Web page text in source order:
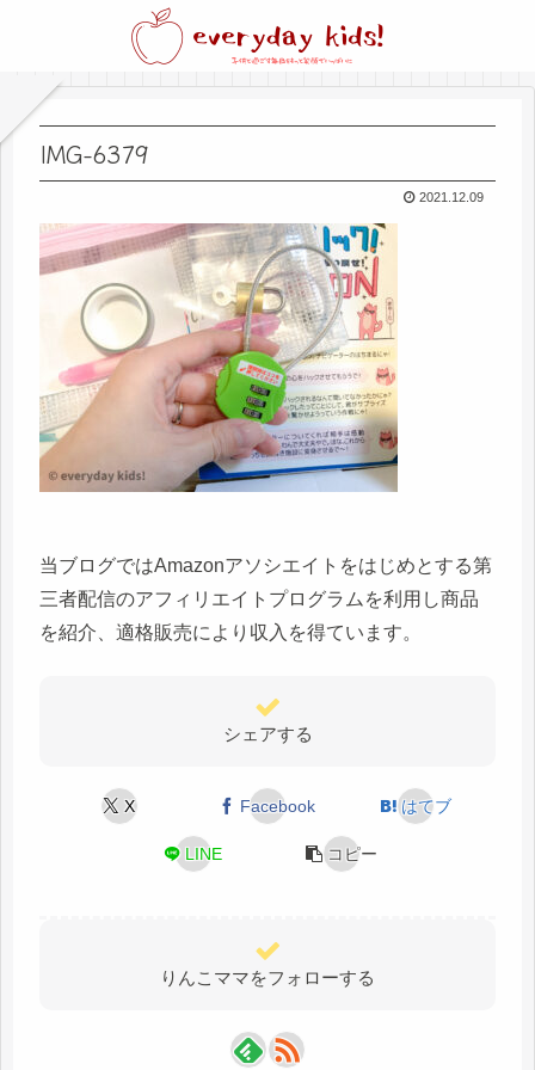
IMG-6379
2021.12.09
当ブログではAmazonアソシエイトをはじめとする第
三者配信のアフィリエイトプログラムを利用し商品
を紹介、適格販売により収入を得ています。
シェアする
X Facebook はてブ
LINE コピー
りんこママをフォローする